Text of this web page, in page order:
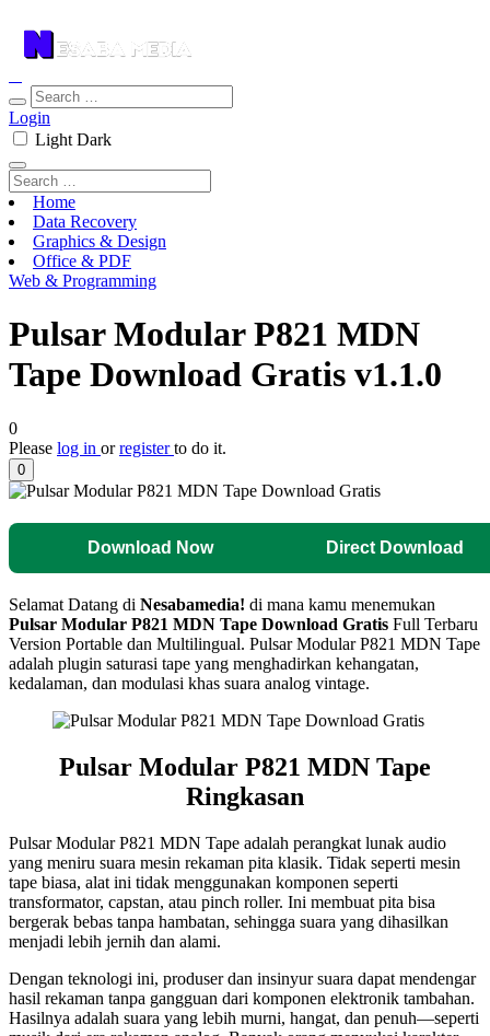
Login
Light Dark
Home
Data Recovery
Graphics & Design
Office & PDF
Web & Programming
Pulsar Modular P821 MDN
Tape Download Gratis v1.1.0
0
Please log in orregisterto do it.
0
Download Now Direct Download
Selamat Datang di Nesabamedia! di mana kamu menemukan
Pulsar Modular P821 MDN Tape Download Gratis Full Terbaru
Version Portable dan Multilingual. Pulsar Modular P821 MDN Tape
adalah plugin saturasi tape yang menghadirkan kehangatan,
kedalaman, dan modulasi khas suara analog vintage.
Pulsar Modular P821 MDN Tape
Ringkasan
Pulsar Modular P821 MDN Tape adalah perangkat lunak audio
yang meniru suara mesin rekaman pita klasik. Tidak seperti mesin
tape biasa, alat ini tidak menggunakan komponen seperti
transformator, capstan, atau pinch roller. Ini membuat pita bisa
bergerak bebas tanpa hambatan, sehingga suara yang dihasilkan
menjadi lebih jernih dan alami.
Dengan teknologi ini, produser dan insinyur suara dapat mendengar
hasil rekaman tanpa gangguan dari komponen elektronik tambahan.
Hasilnya adalah suara yang lebih murni, hangat, dan penuh—seperti